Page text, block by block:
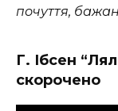
почуття,
Г. Ібсен
скорочено